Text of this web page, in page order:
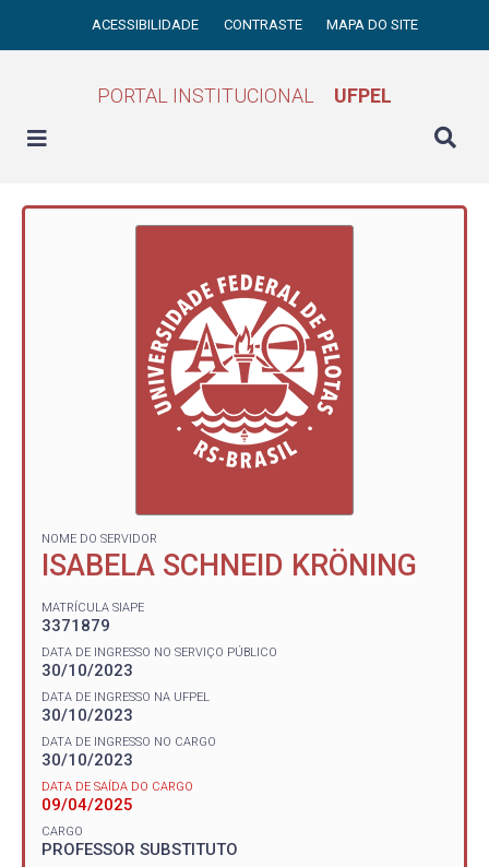
ACESSIBILIDADE CONTRASTE MAPA DO SITE
PORTAL INSTITUCIONAL UFPEL
NOME DO SERVIDOR
ISABELA SCHNEID KRÖNING
MATRÍCULA SIAPE
3371879
DATA DE INGRESSO NO SERVIÇO PÚBLICO
30/10/2023
DATA DE INGRESSO NA UFPEL
30/10/2023
DATA DE INGRESSO NO CARGO
30/10/2023
DATA DE SAÍDA DO CARGO
09/04/2025
CARGO
PROFESSOR SUBSTITUTO